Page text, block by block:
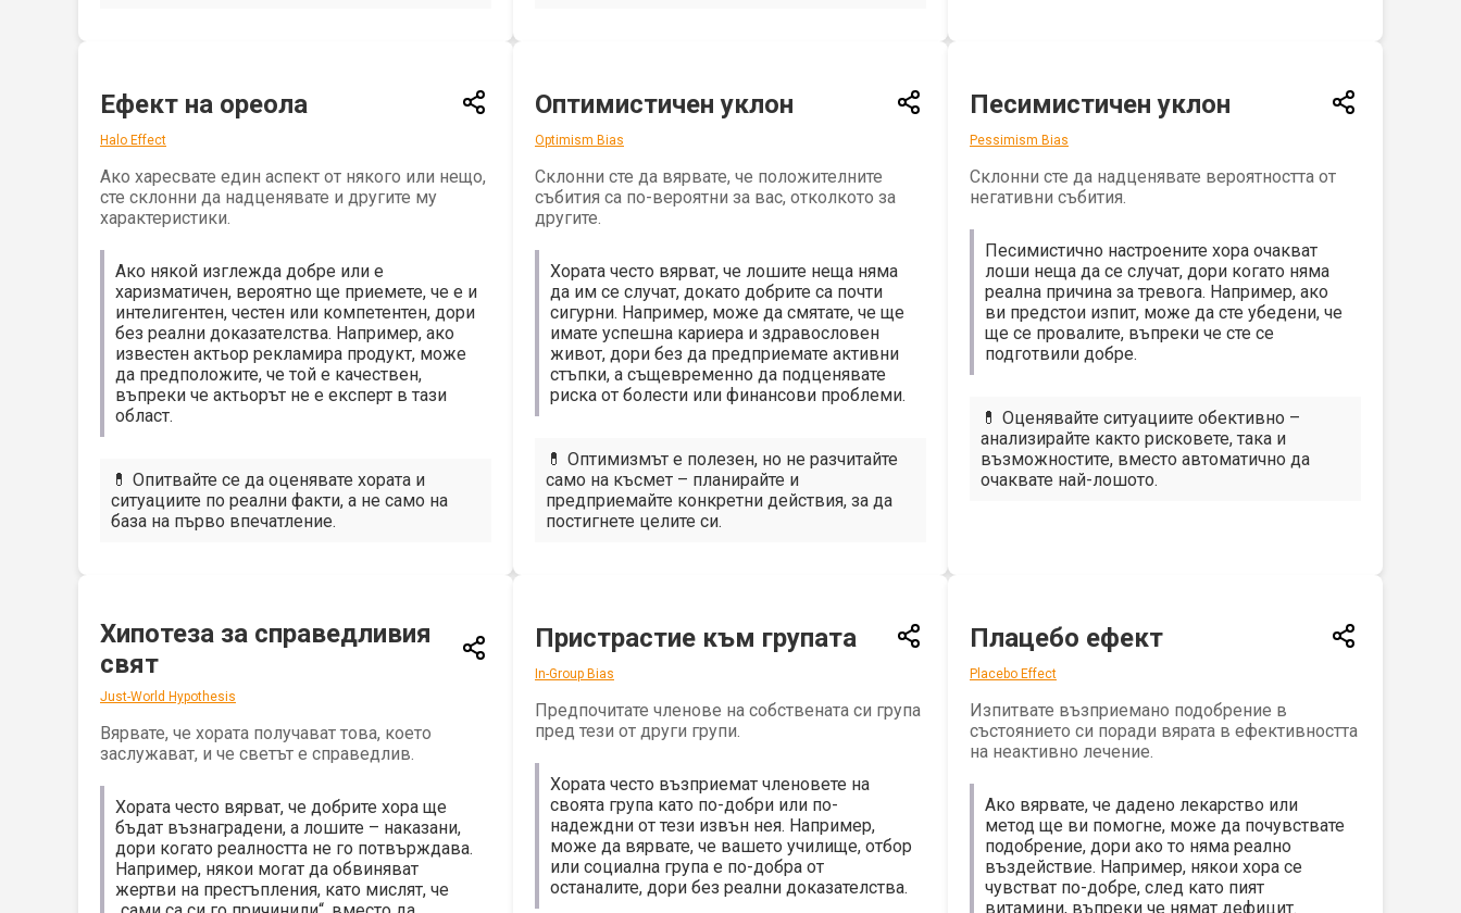
Ефект на ореола
Halo Effect
Ако харесвате един аспект от някого или нещо,
сте склонни да надценявате и другите му
характеристики.
Ако някой изглежда добре или е
харизматичен, вероятно ще приемете, че е и
интелигентен, честен или компетентен, дори
без реални доказателства. Например, ако
известен актьор рекламира продукт, може
да предположите, че той е качествен,
въпреки че актьорът не е експерт в тази
област.
💊 Опитвайте се да оценявате хората и
ситуациите по реални факти, а не само на
база на първо впечатление.
Оптимистичен уклон
Optimism Bias
Склонни сте да вярвате, че положителните
събития са по-вероятни за вас, отколкото за
другите.
Хората често вярват, че лошите неща няма
да им се случат, докато добрите са почти
сигурни. Например, може да смятате, че ще
имате успешна кариера и здравословен
живот, дори без да предприемате активни
стъпки, а същевременно да подценявате
риска от болести или финансови проблеми.
💊 Оптимизмът е полезен, но не разчитайте
само на късмет – планирайте и
предприемайте конкретни действия, за да
постигнете целите си.
Песимистичен уклон
Pessimism Bias
Склонни сте да надценявате вероятността от
негативни събития.
Песимистично настроените хора очакват
лоши неща да се случат, дори когато няма
реална причина за тревога. Например, ако
ви предстои изпит, може да сте убедени, че
ще се провалите, въпреки че сте се
подготвили добре.
💊 Оценявайте ситуациите обективно –
анализирайте както рисковете, така и
възможностите, вместо автоматично да
очаквате най-лошото.
Хипотеза за справедливия
свят
Just-World Hypothesis
Вярвате, че хората получават това, което
заслужават, и че светът е справедлив.
Хората често вярват, че добрите хора ще
бъдат възнаградени, а лошите – наказани,
дори когато реалността не го потвърждава.
Например, някои могат да обвиняват
жертви на престъпления, като мислят, че
Пристрастие към групата
In-Group Bias
Предпочитате членове на собствената си група
пред тези от други групи.
Хората често възприемат членовете на
своята група като по-добри или по-
надеждни от тези извън нея. Например,
може да вярвате, че вашето училище, отбор
или социална група е по-добра от
останалите, дори без реални доказателства.
Плацебо ефект
Placebo Effect
Изпитвате възприемано подобрение в
състоянието си поради вярата в ефективността
на неактивно лечение.
Ако вярвате, че дадено лекарство или
метод ще ви помогне, може да почувствате
подобрение, дори ако то няма реално
въздействие. Например, някои хора се
чувстват по-добре, след като пият
витамини, въпреки че нямат дефицит.